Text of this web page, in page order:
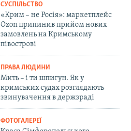
СУСПІЛЬСТВО
«Крим – не Росія»: маркетплейс
Ozon припинив прийом нових
замовлень на Кримському
півострові
ПРАВА ЛЮДИНИ
Мить – і ти шпигун. Як у
кримських судах розглядають
звинувачення в держзраді
ФОТОГАЛЕРЕЇ